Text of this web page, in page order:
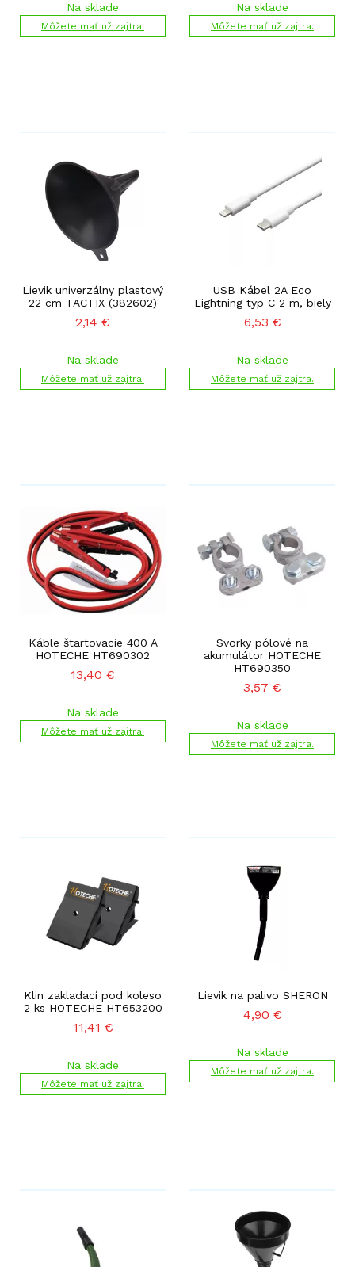
Na sklade
Môžete mať už zajtra.
Na sklade
Môžete mať už zajtra.
Lievik univerzálny plastový
22 cm TACTIX (382602)
2,14 €
Na sklade
Môžete mať už zajtra.
USB Kábel 2A Eco
Lightning typ C 2 m, biely
6,53 €
Na sklade
Môžete mať už zajtra.
Káble štartovacie 400 A
HOTECHE HT690302
13,40 €
Na sklade
Môžete mať už zajtra.
Svorky pólové na
akumulátor HOTECHE
HT690350
3,57 €
Na sklade
Môžete mať už zajtra.
Klin zakladací pod koleso
2 ks HOTECHE HT653200
11,41 €
Na sklade
Môžete mať už zajtra.
Lievik na palivo SHERON
4,90 €
Na sklade
Môžete mať už zajtra.